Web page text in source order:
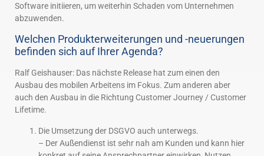
Software initiieren, um weiterhin Schaden vom Unternehmen
abzuwenden.
Welchen Produkterweiterungen und -neuerungen
befinden sich auf Ihrer Agenda?
Ralf Geishauser: Das nächste Release hat zum einen den
Ausbau des mobilen Arbeitens im Fokus. Zum anderen aber
auch den Ausbau in die Richtung Customer Journey / Customer
Lifetime.
Die Umsetzung der DSGVO auch unterwegs.
– Der Außendienst ist sehr nah am Kunden und kann hier